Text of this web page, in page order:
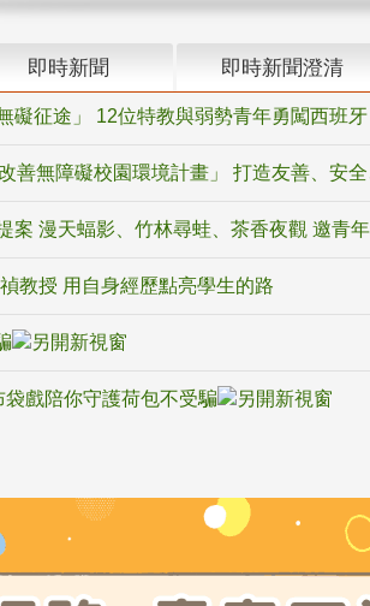
即時新聞 即時新聞澄清
礙征途」 12位特教與弱勢青年勇闖西班
善無障礙校園環境計畫」 打造友善、安
案 漫天蝠影、竹林尋蛙、茶香夜觀 邀青
教授 用自身經歷點亮學生的路
戲陪你守護荷包不受騙